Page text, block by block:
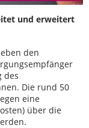
und erweitert
den
des
Die rund 50
eine
über die